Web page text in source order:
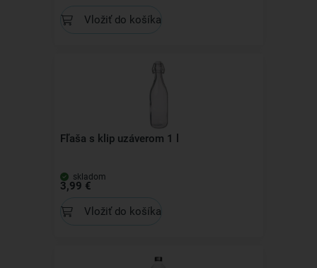
Vložiť do košíka
Fľaša s klip uzáverom 1 l
skladom
3,99 €
Vložiť do košíka